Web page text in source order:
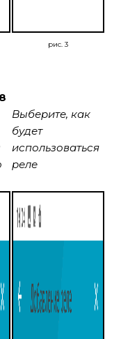
рис. 3
Выберите, как
будет
использоваться
реле